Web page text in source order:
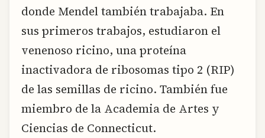
donde Mendel también trabajaba. En
sus primeros trabajos, estudiaron el
venenoso ricino, una proteína
inactivadora de ribosomas tipo 2 (RIP)
de las semillas de ricino. También fue
miembro de la Academia de Artes y
Ciencias de Connecticut.